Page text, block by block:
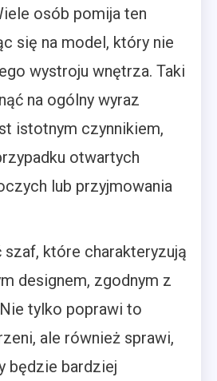
osób pomija ten
się na model, który nie
wystroju wnętrza. Taki
na ogólny wyraz
istotnym czynnikiem,
otwartych
lub przyjmowania
które charakteryzują
designem, zgodnym z
tylko poprawi to
ale również sprawi,
będzie bardziej